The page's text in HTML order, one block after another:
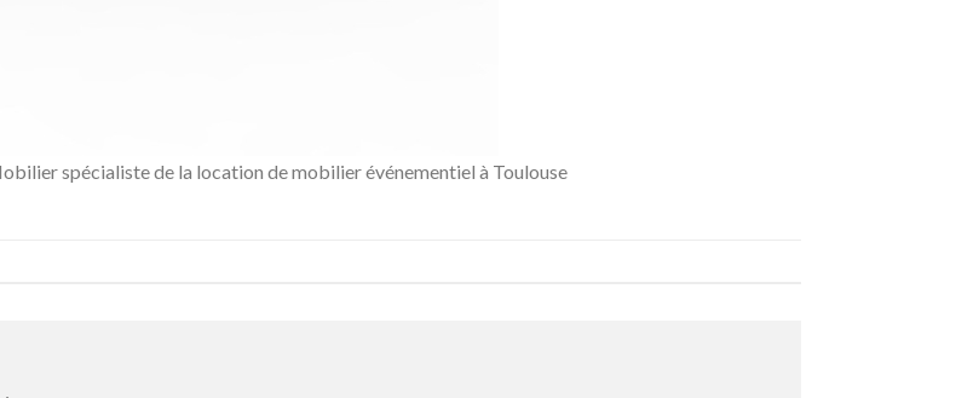
spécialiste de la location de mobilier événementiel à Toulouse